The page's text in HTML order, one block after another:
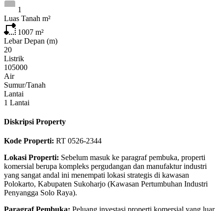
1
Luas Tanah m²
1007 m²
Lebar Depan (m)
20
Listrik
105000
Air
Sumur/Tanah
Lantai
1 Lantai
Diskripsi Property
Kode Properti: RT 0526-2344
Lokasi Properti: Sebelum masuk ke paragraf pembuka, properti
komersial berupa kompleks pergudangan dan manufaktur industri
yang sangat andal ini menempati lokasi strategis di kawasan
Polokarto, Kabupaten Sukoharjo (Kawasan Pertumbuhan Industri
Penyangga Solo Raya).